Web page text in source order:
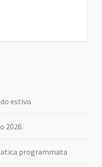
estivo
2026.
programmata